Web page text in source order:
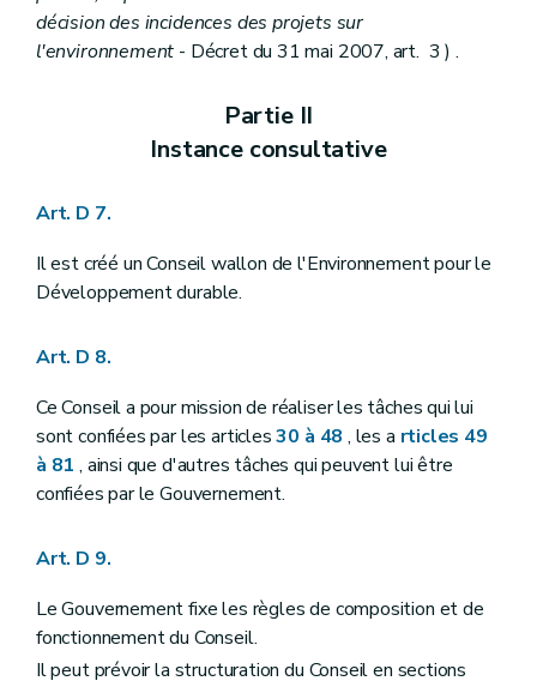
Art. R 64
Art. R 65
Art. R 66
Art. R 70
Section 2
Section 3 Récusation d'une personne choisie en qualité d'auteur d'étude d'incidences
Art. R 73
Chapitre V
Art. R 77
Art. R 78
Art. R 79
Art. R 80
Chapitre VI Avis portant sur l'étude d'incidences sur l'environnement et publicité de la décision
Chapitre VII
Art. R 84
Art. R 85
Chapitre VIII
Dispositions abrogatoires et transitoires
Art. R 86
décision des incidences des projets sur
l'environnement - Décret du 31 mai 2007, art. 3 ) .
Partie II
Instance consultative
Art. D 7.
Il est créé un Conseil wallon de l'Environnement pour le
Développement durable.
Art. D 8.
Ce Conseil a pour mission de réaliser les tâches qui lui
sont confiées par les articles30 à 48 , les a rticles 49
à 81 , ainsi que d'autres tâches qui peuvent lui être
confiées par le Gouvernement.
Art. D 9.
Le Gouvernement fixe les règles de composition et de
fonctionnement du Conseil.
Il peut prévoir la structuration du Conseil en sections